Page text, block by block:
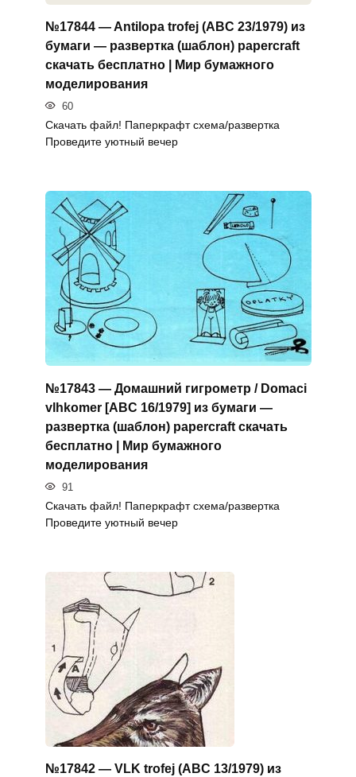
№17844 — Antilopa trofej (ABC 23/1979) из
бумаги — развертка (шаблон) papercraft
скачать бесплатно | Мир бумажного
моделирования
60
Скачать файл! Паперкрафт схема/развертка
Проведите уютный вечер
№17843 — Домашний гигрометр / Domaci
vlhkomer [ABC 16/1979] из бумаги —
развертка (шаблон) papercraft скачать
бесплатно | Мир бумажного
моделирования
91
Скачать файл! Паперкрафт схема/развертка
Проведите уютный вечер
№17842 — VLK trofej (ABC 13/1979) из